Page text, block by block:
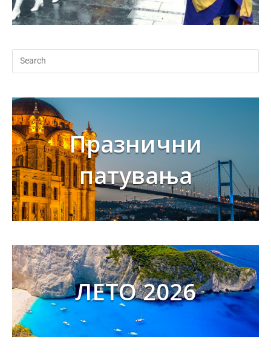
Празнични
патувања
ЛЕТО 2026